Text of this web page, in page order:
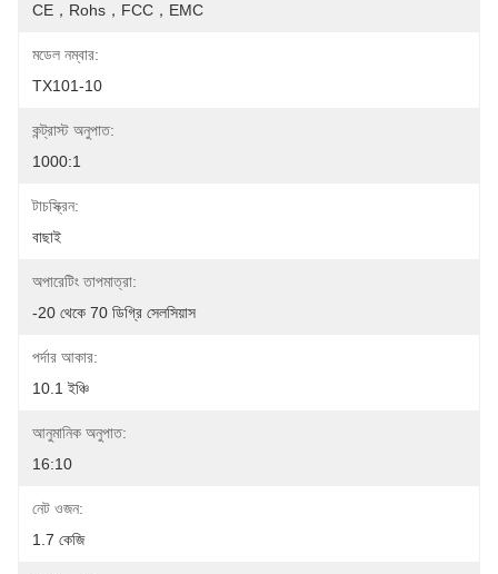
CE，rohs，FCC，EMC
মডেল নম্বার:
TX101-10
কন্ট্রাস্ট অনুপাত:
1000:1
টাচস্ক্রিন:
বাছাই
অপারেটিং তাপমাত্রা:
-20 থেকে 70 ডিগ্রি সেলসিয়াস
পর্দার আকার:
10.1 ইঞ্চি
আনুমানিক অনুপাত:
16:10
নেট ওজন:
1.7 কেজি